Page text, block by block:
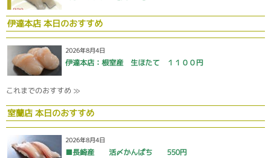
伊達本店 本日のおすすめ
2026年8月4日
伊達本店：根室産 生ほたて １１００円
これまでのおすすめ ≫
室蘭店 本日のおすすめ
2026年8月4日
■長崎産 活〆かんぱち 550円